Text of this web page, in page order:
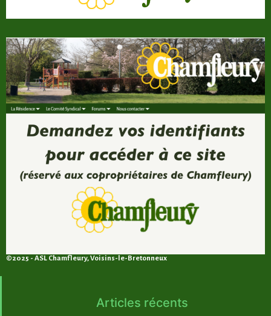
©2025 - ASL Chamfleury, Voisins-le-Bretonneux
Articles récents